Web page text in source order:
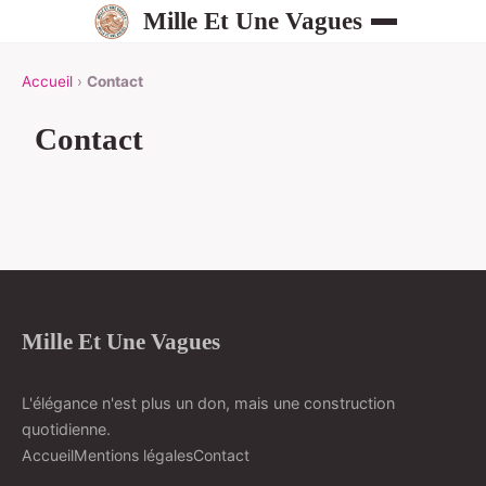
Mille Et Une Vagues
Accueil › Contact
Contact
Mille Et Une Vagues
L'élégance n'est plus un don, mais une construction
quotidienne.
AccueilMentions légalesContact